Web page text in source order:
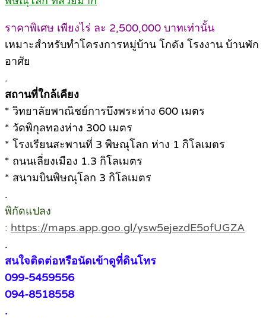
ราคาพิเศษ เพียงไร่ ละ 2,500,000 บาทเท่านั้น
เหมาะสำหรับทำโครงการหมู่บ้าน โกดัง โรงงาน บ้านพัก
อาศัย
.
สถานที่ใกล้เคียง
* วิทยาลัยพาณิชย์การบึงพระห่าง 600 เมตร
* วัดพิกุลทองห่าง 300 เมตร
* โรงเรียนสะพานที่ 3 พิษณุโลก ห่าง 1 กิโลเมตร
* ถนนเลี่ยงเมือง 1.3 กิโลเมตร
* สนามบินพิษณุโลก 3 กิโลเมตร
.
พิกัดแปลง
: https://maps.app.goo.gl/ysw5ejezdE5ofUGZA
.
สนใจติดต่อหรือนัดเข้าดูที่ดินโทร
099-5459556
094-8518558
.